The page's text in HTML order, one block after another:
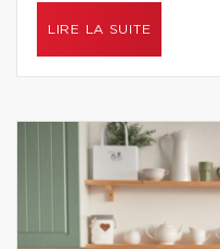
LIRE LA SUITE